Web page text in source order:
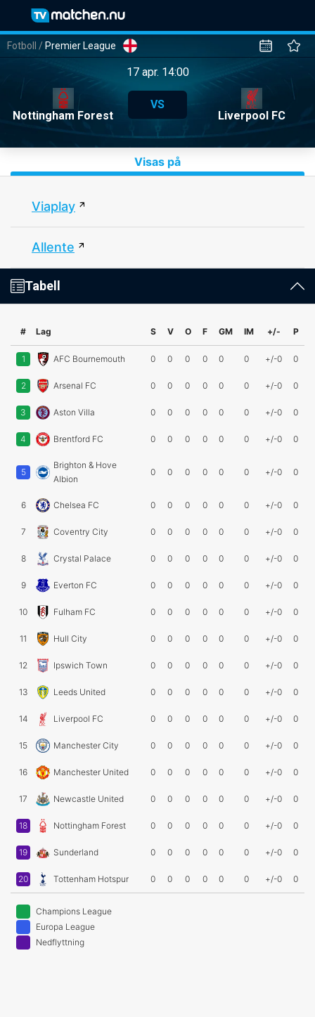
Fotboll / Premier League
17 apr. 14:00
Nottingham Forest
VS
Liverpool FC
Visas på
Viaplay
Allente
Tabell
# Lag S V O F GM IM +/- P
1 AFC Bournemouth 0 0 0 0 0 0 +/-0 0
2 Arsenal FC 0 0 0 0 0 0 +/-0 0
3 Aston Villa 0 0 0 0 0 0 +/-0 0
4 Brentford FC 0 0 0 0 0 0 +/-0 0
5
Brighton & Hove
Albion
0 0 0 0 0 0 +/-0 0
6 Chelsea FC 0 0 0 0 0 0 +/-0 0
7 Coventry City 0 0 0 0 0 0 +/-0 0
8 Crystal Palace 0 0 0 0 0 0 +/-0 0
9 Everton FC 0 0 0 0 0 0 +/-0 0
10 Fulham FC 0 0 0 0 0 0 +/-0 0
11 Hull City 0 0 0 0 0 0 +/-0 0
12 Ipswich Town 0 0 0 0 0 0 +/-0 0
13 Leeds United 0 0 0 0 0 0 +/-0 0
14 Liverpool FC 0 0 0 0 0 0 +/-0 0
15 Manchester City 0 0 0 0 0 0 +/-0 0
16 Manchester United 0 0 0 0 0 0 +/-0 0
17 Newcastle United 0 0 0 0 0 0 +/-0 0
18 Nottingham Forest 0 0 0 0 0 0 +/-0 0
19 Sunderland 0 0 0 0 0 0 +/-0 0
20 Tottenham Hotspur 0 0 0 0 0 0 +/-0 0
Champions League
Europa League
Nedflyttning